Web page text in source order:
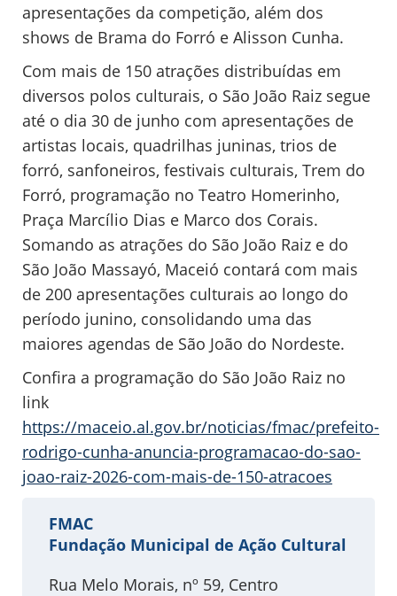
apresentações da competição, além dos
shows de Brama do Forró e Alisson Cunha.
Com mais de 150 atrações distribuídas em
diversos polos culturais, o São João Raiz segue
até o dia 30 de junho com apresentações de
artistas locais, quadrilhas juninas, trios de
forró, sanfoneiros, festivais culturais, Trem do
Forró, programação no Teatro Homerinho,
Praça Marcílio Dias e Marco dos Corais.
Somando as atrações do São João Raiz e do
São João Massayó, Maceió contará com mais
de 200 apresentações culturais ao longo do
período junino, consolidando uma das
maiores agendas de São João do Nordeste.
Confira a programação do São João Raiz no
link
https://maceio.al.gov.br/noticias/fmac/prefeito-
rodrigo-cunha-anuncia-programacao-do-sao-
joao-raiz-2026-com-mais-de-150-atracoes
FMAC
Fundação Municipal de Ação Cultural
Rua Melo Morais, nº 59, Centro